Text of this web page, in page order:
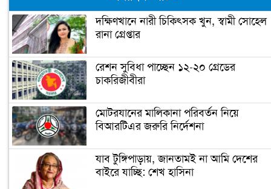
নারায়ণগঞ্জে গুদাম পরিষ্কার করতে গিয়ে ২
নারায়ণগঞ্জ পাসপোর্ট অফিসে ভাঙচুর,
কানাডা প্রবাসী আটক
করলো সন্ত্রাসীরা
দক্ষিণখানে নারী চিকিৎসক খুন, স্বামী সোহেল
রানা গ্রেপ্তার
রেশন সুবিধা পাচ্ছেন ১২-২০ গ্রেডের
চাকরিজীবীরা
মোটরযানের মালিকানা পরিবর্তন নিয়ে
বিআরটিএর জরুরি নির্দেশনা
যাব টুঙ্গিপাড়ায়, জানতামই না আমি দেশের
বাইরে যাচ্ছি: শেখ হাসিনা